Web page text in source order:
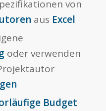
von
aus Excel
oder verwenden
Budget